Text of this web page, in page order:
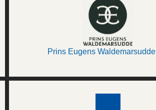
Prins Eugens Waldemarsudde